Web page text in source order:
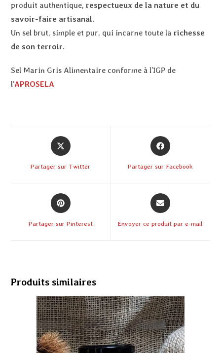
produit authentique, respectueux de la nature et du
savoir-faire artisanal.
Un sel brut, simple et pur, qui incarne toute la richesse
de son terroir.
Sel Marin Gris Alimentaire conforme à l’IGP de
l’APROSELA
Partager sur Twitter Partager sur Facebook
Partager sur Pinterest Envoyer ce produit par e-mail
Produits similaires